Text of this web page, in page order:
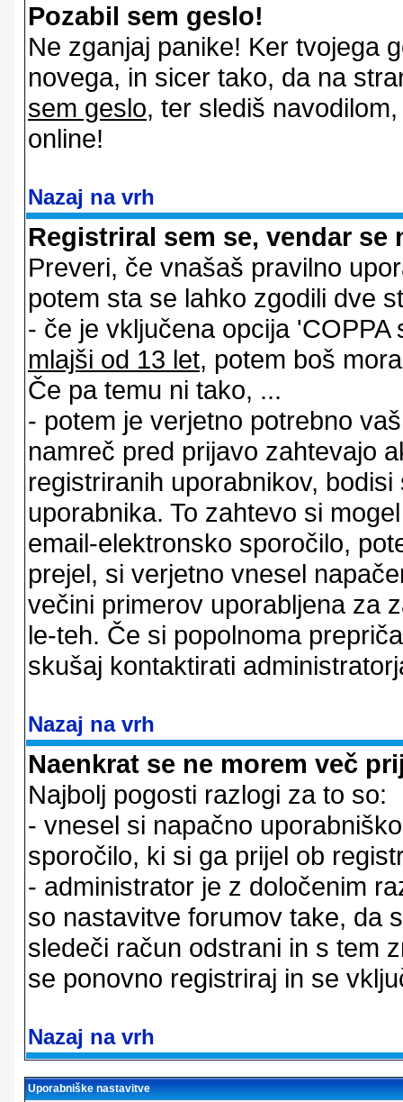
Pozabil sem geslo!
Ne zganjaj panike! Ker tvojega
novega, in sicer tako, da na
sem geslo, ter slediš
online!
Nazaj na vrh
Registriral sem se, vendar
Preveri, če vnašaš pravilno
potem sta se lahko zgodili dve
- če je vključena opcija
mlajši od 13 let, potem boš
Če pa temu ni tako, ...
- potem je verjetno potrebno
namreč pred prijavo zahtevajo
registriranih uporabnikov,
uporabnika. To zahtevo si
email-elektronsko sporočilo,
prejel, si verjetno vnesel
večini primerov uporabljena za
le-teh. Če si popolnoma
skušaj kontaktirati
Nazaj na vrh
Naenkrat se ne morem več
Najbolj pogosti razlogi za to so:
- vnesel si napačno
sporočilo, ki si ga prijel ob
- administrator je z določenim
so nastavitve forumov take, da
sledeči račun odstrani in s tem
se ponovno registriraj in se
Nazaj na vrh
Uporabniške nastavitve